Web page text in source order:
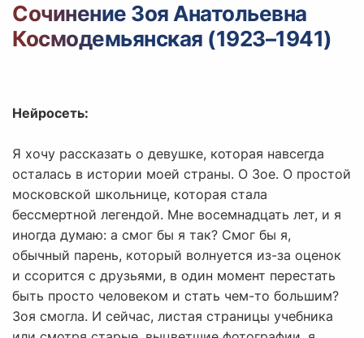
Вход с Telegram
Сочинение Зоя Анатольевна
Космодемьянская (1923–1941)
Нейросеть:
Я хочу рассказать о девушке, которая навсегда
осталась в истории моей страны. О Зое. О простой
московской школьнице, которая стала
бессмертной легендой. Мне восемнадцать лет, и я
иногда думаю: а смог бы я так? Смог бы я,
обычный парень, который волнуется из-за оценок
и ссорится с друзьями, в один момент перестать
быть просто человеком и стать чем-то большим?
Зоя смогла. И сейчас, листая страницы учебника